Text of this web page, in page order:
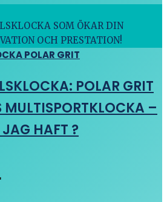
SOM ÖKAR DIN
OCH PRESTATION!
POLAR GRIT
MULTISPORTKLOCKA –
HAFT ?